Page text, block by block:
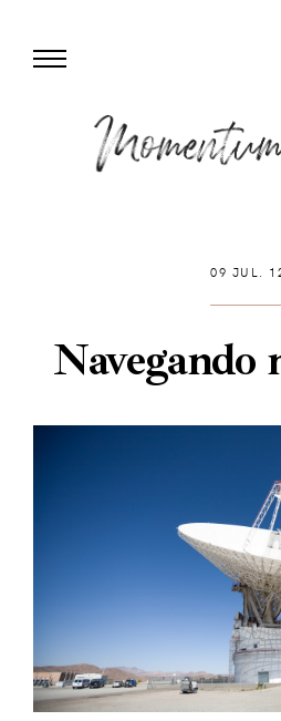
09 JUL.
Navegando